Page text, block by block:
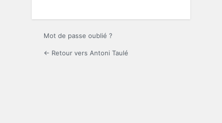
Mot de passe oublié ?
← Retour vers Antoni Taulé